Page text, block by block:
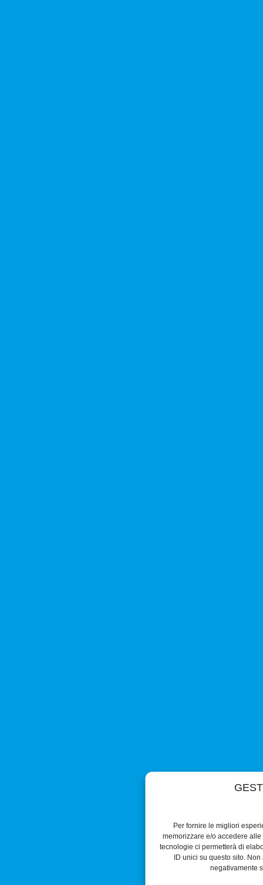
Per fornire le migliori
memorizzare e/o accedere
tecnologie ci permetterà di
ID unici su questo sito.
negativamente